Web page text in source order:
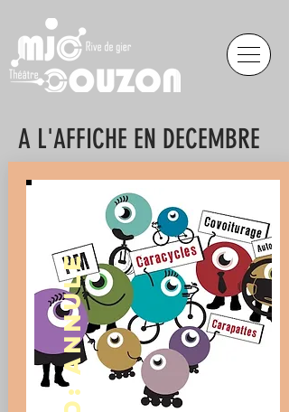
A L'AFFICHE EN DECEMBRE